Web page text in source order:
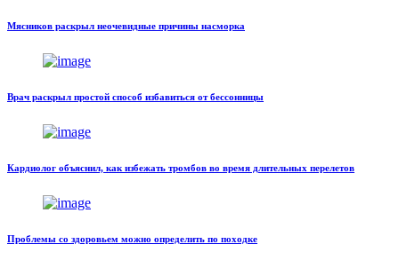
Мясников раскрыл неочевидные причины насморка
Врач раскрыл простой способ избавиться от бессонницы
Кардиолог объяснил, как избежать тромбов во время длительных перелетов
Проблемы со здоровьем можно определить по походке